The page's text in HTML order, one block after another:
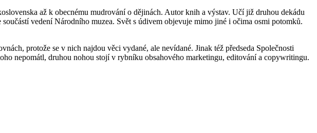
až k obecnému mudrování o dějinách. Autor knih a výstav. Učí již druhou dekádu
vedení Národního muzea. Svět s údivem objevuje mimo jiné i očima osmi potomků.
protože se v nich najdou věci vydané, ale nevídané. Jinak též předseda Společnosti
nepomátl, druhou nohou stojí v rybníku obsahového marketingu, editování a copywritingu.